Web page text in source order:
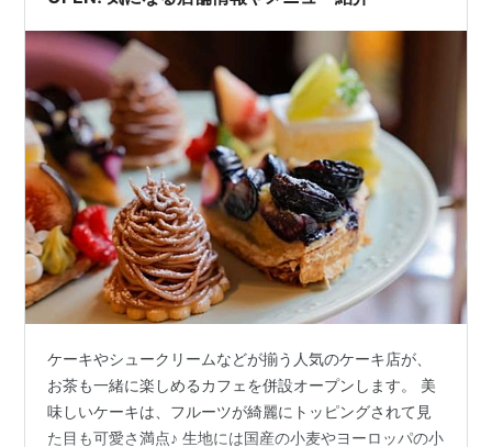
ケーキやシュークリームなどが揃う人気のケーキ店が、
お茶も一緒に楽しめるカフェを併設オープンします。 美
味しいケーキは、フルーツが綺麗にトッピングされて見
た目も可愛さ満点♪ 生地には国産の小麦やヨーロッパの小